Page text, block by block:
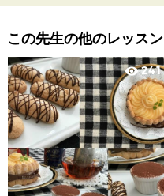
この先生の他のレッスン
visibility241